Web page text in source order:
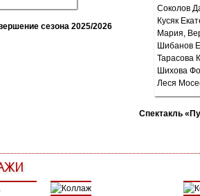
сезона 2025/2026
Спектакль